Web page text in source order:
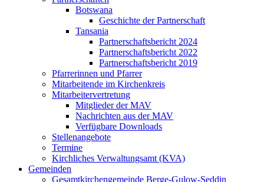
Botswana
Geschichte der Partnerschaft
Tansania
Partnerschaftsbericht 2024
Partnerschaftsbericht 2022
Partnerschaftsbericht 2019
Pfarrerinnen und Pfarrer
Mitarbeitende im Kirchenkreis
Mitarbeitervertretung
Mitglieder der MAV
Nachrichten aus der MAV
Verfügbare Downloads
Stellenangebote
Termine
Kirchliches Verwaltungsamt (KVA)
Gemeinden
Gesamtkirchengemeinde Berge-Gulow-Seddin